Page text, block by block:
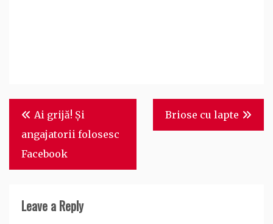
Post
navigation
Ai grijă! Și
angajatorii folosesc
Facebook
Briose cu lapte
Leave a Reply